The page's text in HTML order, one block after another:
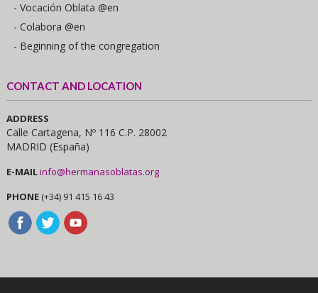
- Vocación Oblata @en
- Colabora @en
- Beginning of the congregation
CONTACT AND LOCATION
ADDRESS
Calle Cartagena, Nº 116 C.P. 28002
MADRID (España)
E-MAILinfo@hermanasoblatas.org
PHONE (+34) 91 415 16 43